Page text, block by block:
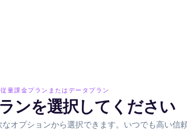
従量課金プランまたはデータプラン
ンを選択してください
オプションから選択できます。いつでも高い信